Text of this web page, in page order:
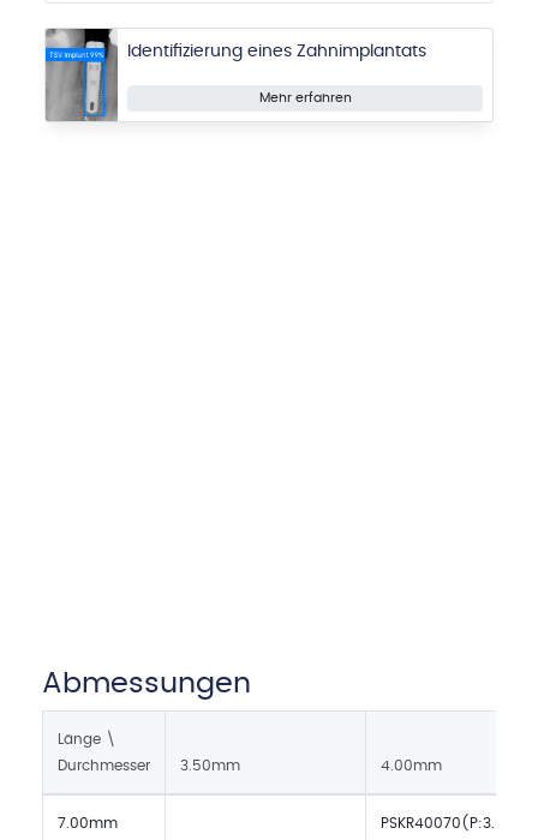
Identifizierung eines Zahnimplantats
Mehr erfahren
Abmessungen
Länge \
Durchmesser
3.50mm 4.00mm
7.00mm